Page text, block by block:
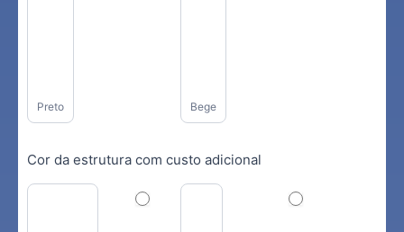
Preto Bege
Cor da estrutura com custo adicional